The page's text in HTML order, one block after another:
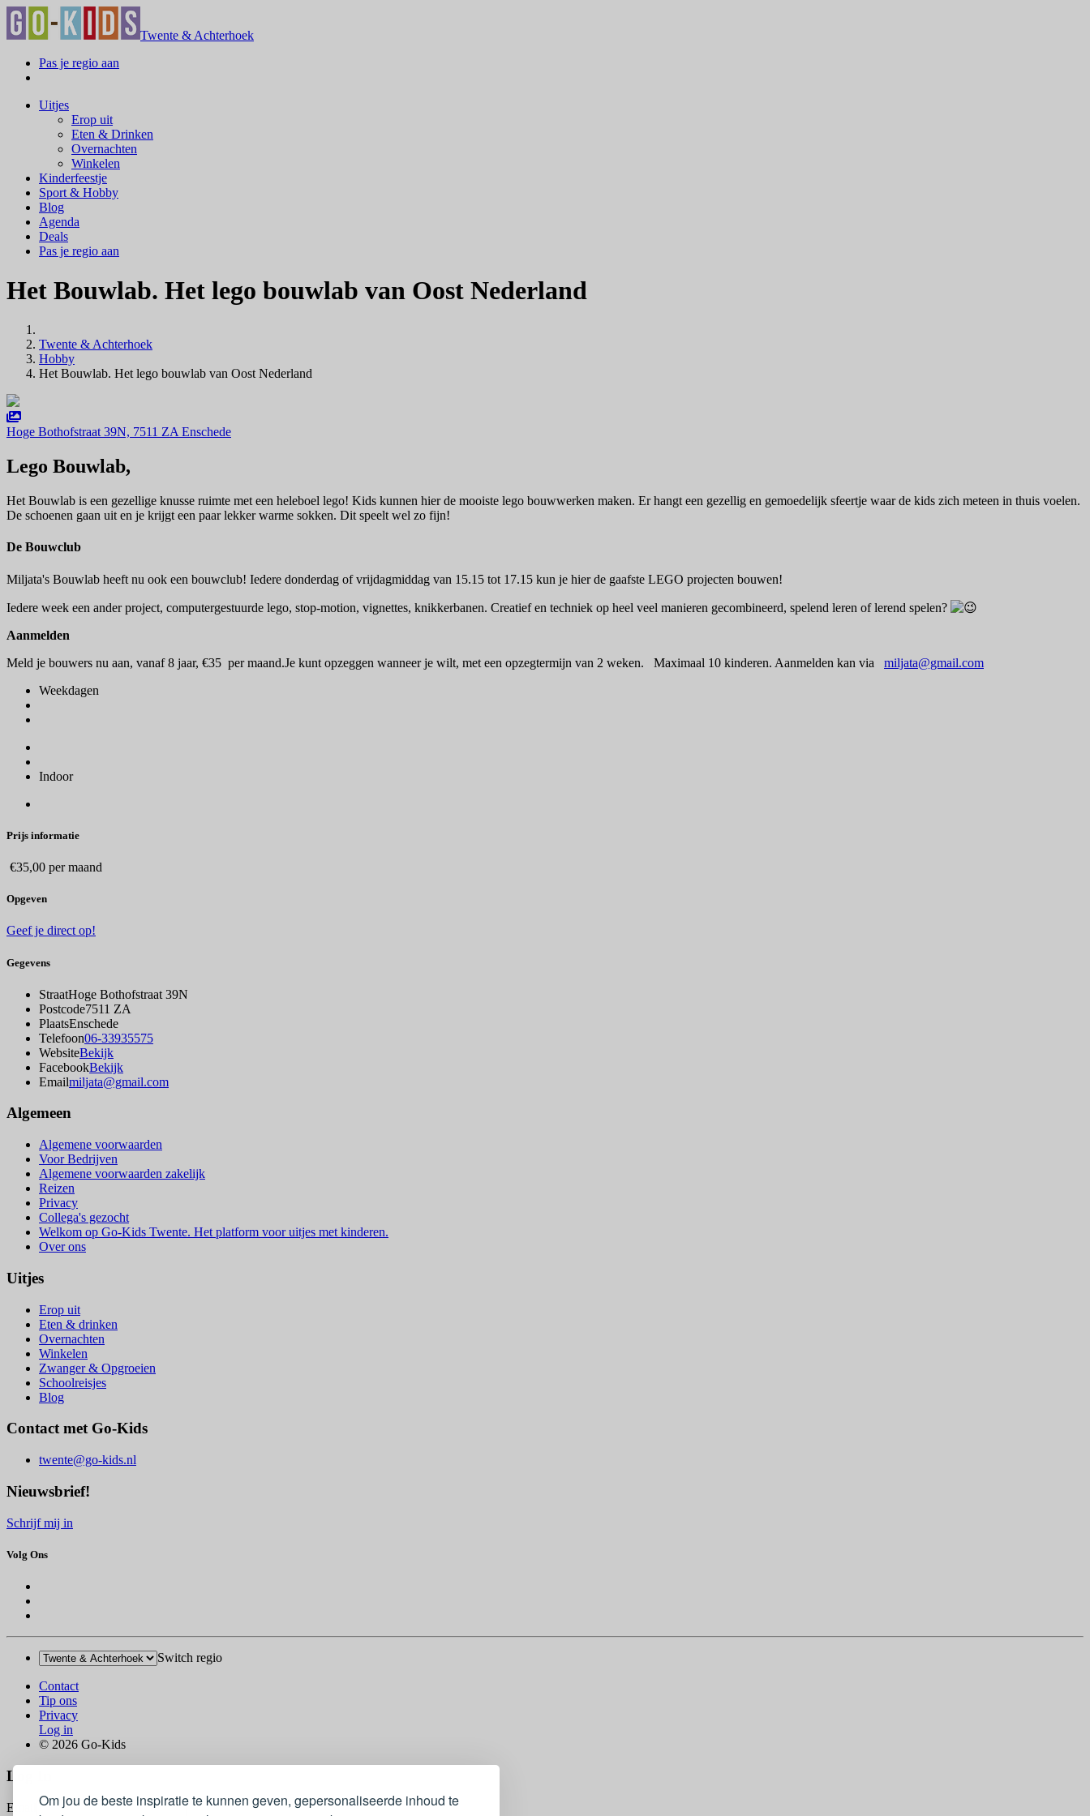
Om jou de beste inspiratie te kunnen geven, gepersonaliseerde inhoud te
Twente & Achterhoek
Pas je regio aan
Uitjes
Erop uit
Eten & Drinken
Overnachten
Winkelen
Kinderfeestje
Sport & Hobby
Blog
Agenda
Deals
Pas je regio aan
Het Bouwlab. Het lego bouwlab van Oost Nederland
Twente & Achterhoek
Hobby
Het Bouwlab. Het lego bouwlab van Oost Nederland
Hoge Bothofstraat 39N, 7511 ZA Enschede
Lego Bouwlab,
Het Bouwlab is een gezellige knusse ruimte met een heleboel lego! Kids kunnen hier de mooiste lego bouwwerken maken. Er hangt een gezellig en gemoedelijk sfeertje waar de kids zich meteen in thuis voelen.
De schoenen gaan uit en je krijgt een paar lekker warme sokken. Dit speelt wel zo fijn!
De Bouwclub
Miljata's Bouwlab heeft nu ook een bouwclub! Iedere donderdag of vrijdagmiddag van 15.15 tot 17.15 kun je hier de gaafste LEGO projecten bouwen!
Iedere week een ander project, computergestuurde lego, stop-motion, vignettes, knikkerbanen. Creatief en techniek op heel veel manieren gecombineerd, spelend leren of lerend spelen?
Aanmelden
Meld je bouwers nu aan, vanaf 8 jaar, €35 per maand.Je kunt opzeggen wanneer je wilt, met een opzegtermijn van 2 weken. Maximaal 10 kinderen. Aanmelden kan via miljata@gmail.com
Weekdagen
Indoor
Prijs informatie
€35,00 per maand
Opgeven
Geef je direct op!
Gegevens
StraatHoge Bothofstraat 39N
Postcode7511 ZA
PlaatsEnschede
Telefoon06-33935575
WebsiteBekijk
FacebookBekijk
Emailmiljata@gmail.com
Algemeen
Algemene voorwaarden
Voor Bedrijven
Algemene voorwaarden zakelijk
Reizen
Privacy
Collega's gezocht
Welkom op Go-Kids Twente. Het platform voor uitjes met kinderen.
Over ons
Uitjes
Erop uit
Eten & drinken
Overnachten
Winkelen
Zwanger & Opgroeien
Schoolreisjes
Blog
Contact met Go-Kids
twente@go-kids.nl
Nieuwsbrief!
Schrijf mij in
Volg Ons
Switch regio
Contact
Tip ons
Privacy
Log in
© 2026 Go-Kids
Log In
Email